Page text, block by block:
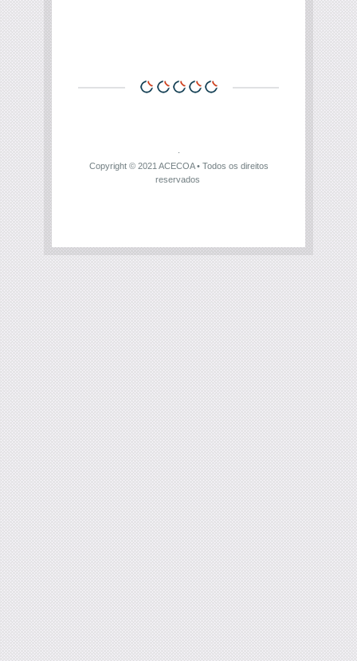
Copyright © 2021 ACECOA• Todos os direitos
reservados